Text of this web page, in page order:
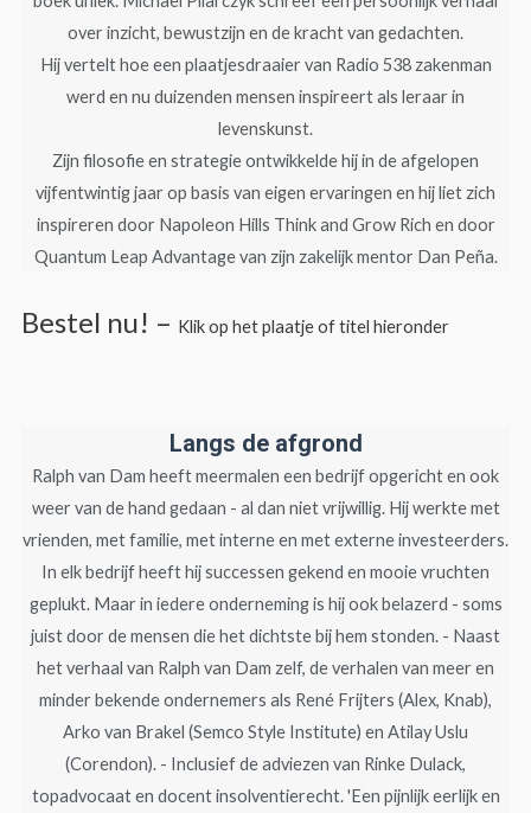
over inzicht, bewustzijn en de kracht van gedachten.
Hij vertelt hoe een plaatjesdraaier van Radio 538 zakenman
werd en nu duizenden mensen inspireert als leraar in
levenskunst.
Zijn filosofie en strategie ontwikkelde hij in de afgelopen
vijfentwintig jaar op basis van eigen ervaringen en hij liet zich
inspireren door Napoleon Hills Think and Grow Rich en door
Quantum Leap Advantage van zijn zakelijk mentor Dan Peña.
Bestel nu! – Klik op het plaatje of titel hieronder
Langs de afgrond
Ralph van Dam heeft meermalen een bedrijf opgericht en ook
weer van de hand gedaan - al dan niet vrijwillig. Hij werkte met
vrienden, met familie, met interne en met externe investeerders.
In elk bedrijf heeft hij successen gekend en mooie vruchten
geplukt. Maar in iedere onderneming is hij ook belazerd - soms
juist door de mensen die het dichtste bij hem stonden. - Naast
het verhaal van Ralph van Dam zelf, de verhalen van meer en
minder bekende ondernemers als René Frijters (Alex, Knab),
Arko van Brakel (Semco Style Institute) en Atilay Uslu
(Corendon). - Inclusief de adviezen van Rinke Dulack,
topadvocaat en docent insolventierecht. 'Een pijnlijk eerlijk en